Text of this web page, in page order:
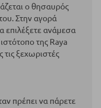
ο θησαυρός
Στην αγορά
επιλέξετε ανάμεσα
της Raya
τις ξεχωριστές
πρέπει να πάρετε